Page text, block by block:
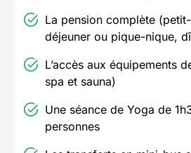
La pension complète
déjeuner ou pique-nique,
L’accès aux équipements
spa et sauna)
Une séance de Yoga de
personnes